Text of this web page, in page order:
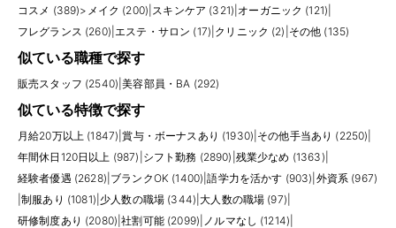
コスメ (389)> メイク (200) スキンケア (321) オーガニック (121)
フレグランス (260) エステ・サロン (17) クリニック (2) その他 (135)
似ている職種で探す
販売スタッフ (2540) |美容部員・BA (292)
似ている特徴で探す
月給20万以上 (1847) |賞与・ボーナスあり (1930) その他手当あり (2250)
年間休日120日以上 (987) シフト勤務 (2890) 残業少なめ (1363)
経験者優遇 (2628) ブランクOK (1400) |語学力を活かす (903) 外資系 (967)
|制服あり (1081) 少人数の職場 (344) |大人数の職場 (97)
研修制度あり (2080) |社割可能 (2099) ノルマなし (1214)